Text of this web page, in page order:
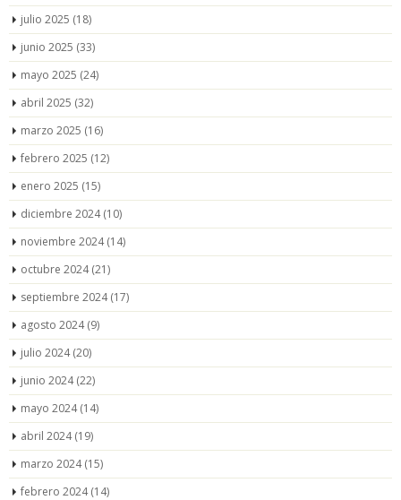
julio 2025 (18)
junio 2025 (33)
mayo 2025 (24)
abril 2025 (32)
marzo 2025 (16)
febrero 2025 (12)
enero 2025 (15)
diciembre 2024(10)
noviembre 2024(14)
octubre 2024(21)
septiembre 2024(17)
agosto 2024(9)
julio 2024(20)
junio 2024(22)
mayo 2024(14)
abril 2024(19)
marzo 2024(15)
febrero 2024(14)